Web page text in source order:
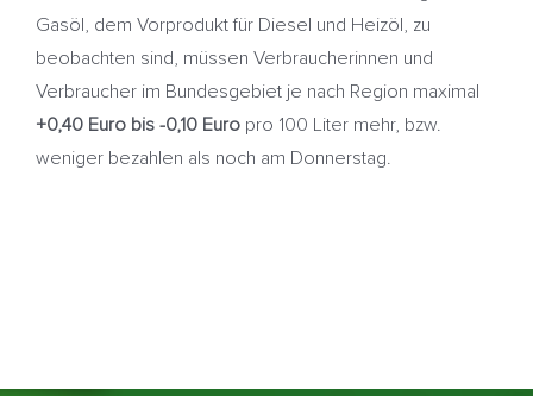
Gasöl, dem Vorprodukt für Diesel und Heizöl, zu
beobachten sind, müssen Verbraucherinnen und
Verbraucher im Bundesgebiet je nach Region maximal
+0,40 Euro bis -0,10 Europro 100 Liter mehr, bzw.
weniger bezahlen als noch am Donnerstag.